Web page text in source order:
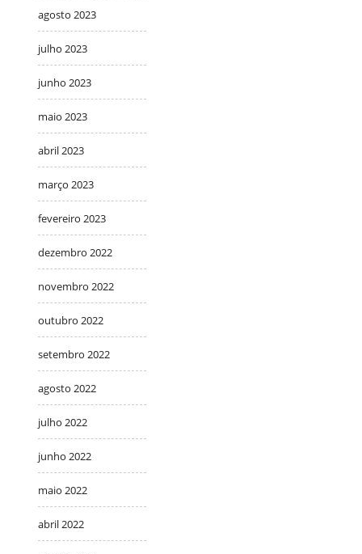
agosto 2023
julho 2023
junho 2023
maio 2023
abril 2023
março 2023
fevereiro 2023
dezembro 2022
novembro 2022
outubro 2022
setembro 2022
agosto 2022
julho 2022
junho 2022
maio 2022
abril 2022